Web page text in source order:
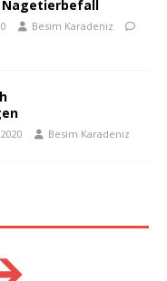
Besim Karadeniz
Besim Karadeniz